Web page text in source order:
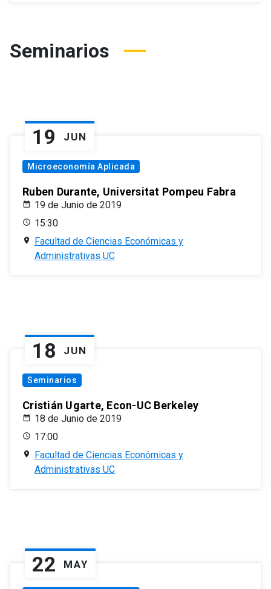
Seminarios
19 JUN
Microeconomía Aplicada
Ruben Durante, Universitat Pompeu Fabra
19 de Junio de 2019
15:30
Facultad de Ciencias Económicas y
Administrativas UC
18 JUN
Seminarios
Cristián Ugarte, Econ-UC Berkeley
18 de Junio de 2019
17:00
Facultad de Ciencias Económicas y
Administrativas UC
22 MAY